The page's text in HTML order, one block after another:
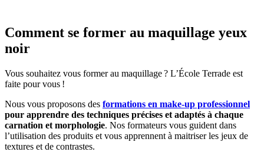
Comment se former au maquillage yeux
noir
Vous souhaitez vous former au maquillage ? L’École Terrade est
faite pour vous !
Nous vous proposons des formations en make-up professionnel
pour apprendre des techniques précises et adaptés à chaque
carnation et morphologie. Nos formateurs vous guident dans
l’utilisation des produits et vous apprennent à maitriser les jeux de
textures et de contrastes.